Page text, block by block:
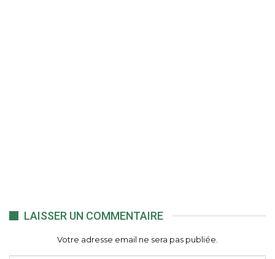
LAISSER UN COMMENTAIRE
Votre adresse email ne sera pas publiée.